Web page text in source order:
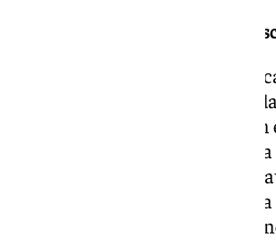
El Teatro Alameda, un
En este recital, el cantaor,
cante jondo, ofrecerá una
sumergiendo a los asistentes
través de la riqueza de su voz
domingo 15 de septiembre, el
fusión de géneros» con
Caraoscura, y Pepe Bao en su